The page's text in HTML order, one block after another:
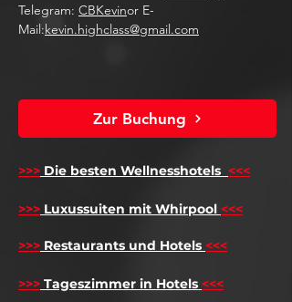
Telegram: CBKevinor E-
Mail:kevin.highclass@gmail.com
Zur Buchung
>>> Die besten Wellnesshotels <<<
>>> Luxussuiten mit Whirpool <<<
>>> Restaurants und Hotels <<<
>>> Tageszimmer in Hotels <<<